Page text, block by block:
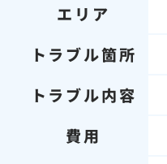
エリア
トラブル箇所
トラブル内容
費用